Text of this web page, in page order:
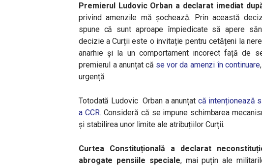
Premierul Ludovic Orban a declarat imediat
privind amenzile mă șochează. Prin această
spune că sunt aproape împiedicate să apere
decizie a Curții este o invitație pentru cetățeni la
anarhie și la un comportament incorect față de
premierul a anunțat că se vor da amenzi în continuare
urgență.
Totodată Ludovic Orban a anunțatcă intenționează
a CCR. Consideră că se impune schimbarea
și stabilirea unor limite ale atribuțiilor Curții.
Curtea Constituțională a declarat
abrogate pensiile speciale, mai puțin ale